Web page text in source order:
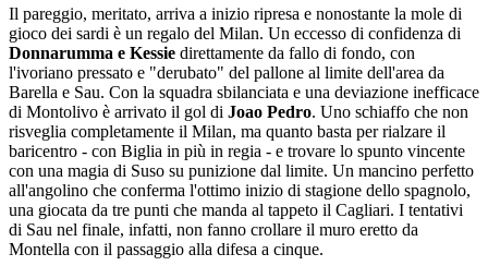
Il pareggio, meritato, arriva a inizio ripresa e nonostante la mole di
gioco dei sardi è un regalo del Milan. Un eccesso di confidenza di
Donnarumma e Kessie direttamente da fallo di fondo, con
l'ivoriano pressato e "derubato" del pallone al limite dell'area da
Barella e Sau. Con la squadra sbilanciata e una deviazione inefficace
di Montolivo è arrivato il gol di Joao Pedro. Uno schiaffo che non
risveglia completamente il Milan, ma quanto basta per rialzare il
baricentro - con Biglia in più in regia - e trovare lo spunto vincente
con una magia di Suso su punizione dal limite. Un mancino perfetto
all'angolino che conferma l'ottimo inizio di stagione dello spagnolo,
una giocata da tre punti che manda al tappeto il Cagliari. I tentativi
di Sau nel finale, infatti, non fanno crollare il muro eretto da
Montella con il passaggio alla difesa a cinque.